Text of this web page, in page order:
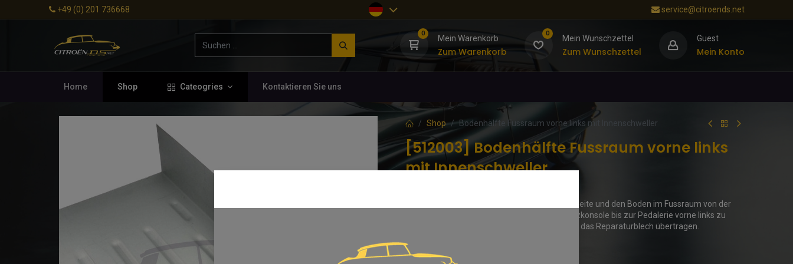
+49 (0) 201 736668 service@citroends.net
0
Mein Warenkorb
Zum Warenkorb
0
Mein Wunschzettel
Zum Wunschzettel
Guest
Mein Konto
Home Shop Cateogries Kontaktieren Sie uns
Shop Bodenhälfte Fussraum vorne links mit Innenschweller
[512003] Bodenhälfte Fussraum vorne links
mit Innenschweller
Reparaturblech um die rechte Schwellerinnenseite und den Boden im Fussraum von der
Motorbucht bis zum Schweller und von der Sitzkonsole bis zur Pedalerie vorne links zu
reparieren. Alle Sicken des Bodens sind 1:1 auf das Reparaturblech übertragen.
63,53€